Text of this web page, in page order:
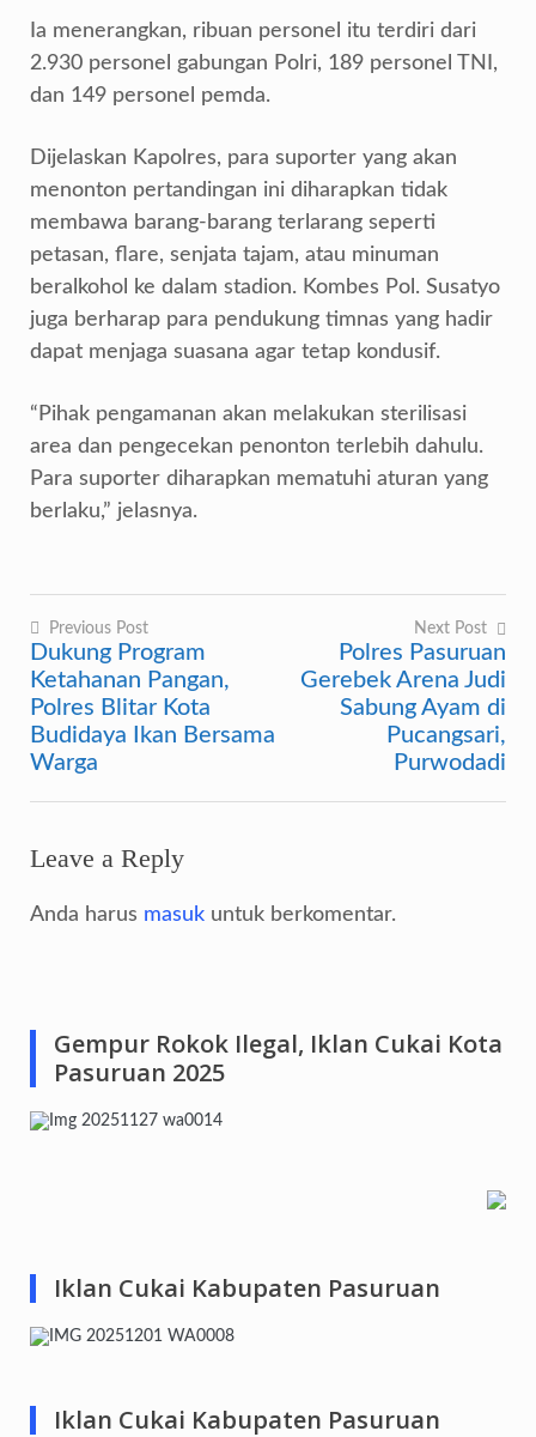
Ia menerangkan, ribuan personel itu terdiri dari
2.930 personel gabungan Polri, 189 personel TNI,
dan 149 personel pemda.
Dijelaskan Kapolres, para suporter yang akan
menonton pertandingan ini diharapkan tidak
membawa barang-barang terlarang seperti
petasan, flare, senjata tajam, atau minuman
beralkohol ke dalam stadion. Kombes Pol. Susatyo
juga berharap para pendukung timnas yang hadir
dapat menjaga suasana agar tetap kondusif.
“Pihak pengamanan akan melakukan sterilisasi
area dan pengecekan penonton terlebih dahulu.
Para suporter diharapkan mematuhi aturan yang
berlaku,” jelasnya.
Navigasi
pos
Previous Post
Dukung Program
Ketahanan Pangan,
Polres Blitar Kota
Budidaya Ikan Bersama
Warga
Next Post
Polres Pasuruan
Gerebek Arena Judi
Sabung Ayam di
Pucangsari,
Purwodadi
Leave a Reply
Anda harus masuk untuk berkomentar.
Gempur Rokok Ilegal, Iklan Cukai Kota
Pasuruan 2025
Iklan Cukai Kabupaten Pasuruan
Iklan Cukai Kabupaten Pasuruan